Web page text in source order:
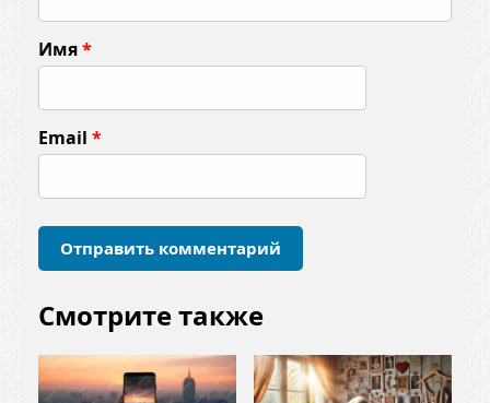
м
е
т
а
р
и
Имя*
Email *
Смотрите также